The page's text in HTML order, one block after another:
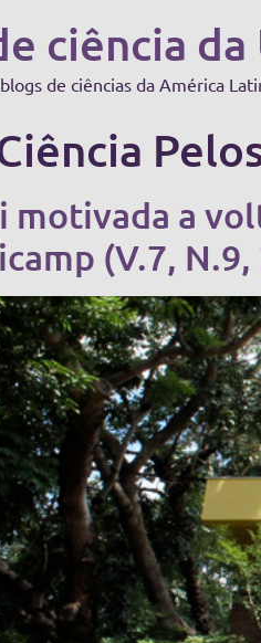
ciência da
de ciências da América
motivada a
(V.7, N.9,